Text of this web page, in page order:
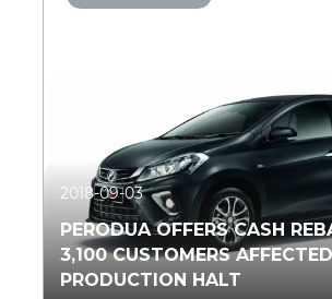
2018-09-03
PERODUA OFFERS CASH
3,100 CUSTOMERS
PRODUCTION HALT